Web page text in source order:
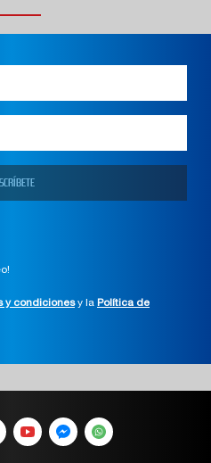
y condicionesy la Política de